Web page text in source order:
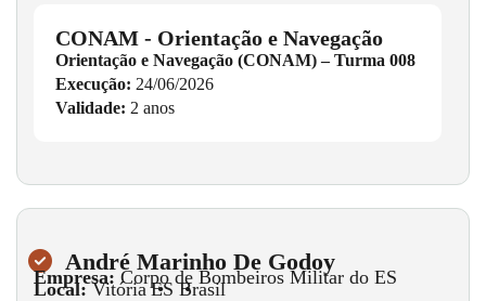
CONAM - Orientação e Navegação
Orientação e Navegação (CONAM) – Turma 008
Execução: 24/06/2026
Validade: 2 anos
André Marinho De Godoy
Empresa: Corpo de Bombeiros Militar do ES
Local:Vitória•
ES•
Brasil